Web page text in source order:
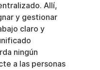
Allí,
y gestionar
claro y
ningún
a las personas